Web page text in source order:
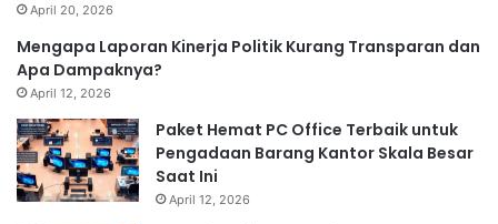
April 20, 2026
Mengapa Laporan Kinerja Politik Kurang Transparan dan
Apa Dampaknya?
April 12, 2026
Paket Hemat PC Office Terbaik untuk
Pengadaan Barang Kantor Skala Besar
Saat Ini
April 12, 2026